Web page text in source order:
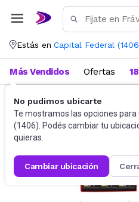
Estás en Capital Federal (1406
No pudimos ubicarte
Te mostramos las opciones para
(1406). Podés cambiar tu
quieras.
cambiar ubicación
Más Vendidos Ofertas
Artículos de Librería y